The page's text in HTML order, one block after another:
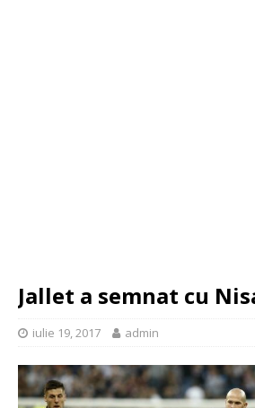
Jallet a semnat cu
iulie 19, 2017 admin